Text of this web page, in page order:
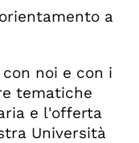
a
noi e con i
tematiche
e l'offerta
Università